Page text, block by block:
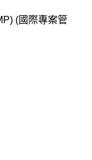
(國際專案管